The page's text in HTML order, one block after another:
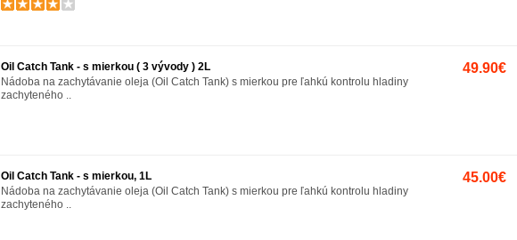
49.90€
Oil Catch Tank - s mierkou ( 3 vývody ) 2L
Nádoba na zachytávanie oleja (Oil Catch Tank) s mierkou pre ľahkú kontrolu hladiny
zachyteného ..
45.00€
Oil Catch Tank - s mierkou, 1L
Nádoba na zachytávanie oleja (Oil Catch Tank) s mierkou pre ľahkú kontrolu hladiny
zachyteného ..